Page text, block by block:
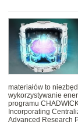
materiałów to
wykorzystywanie
programu
Incorporating
Advanced Research